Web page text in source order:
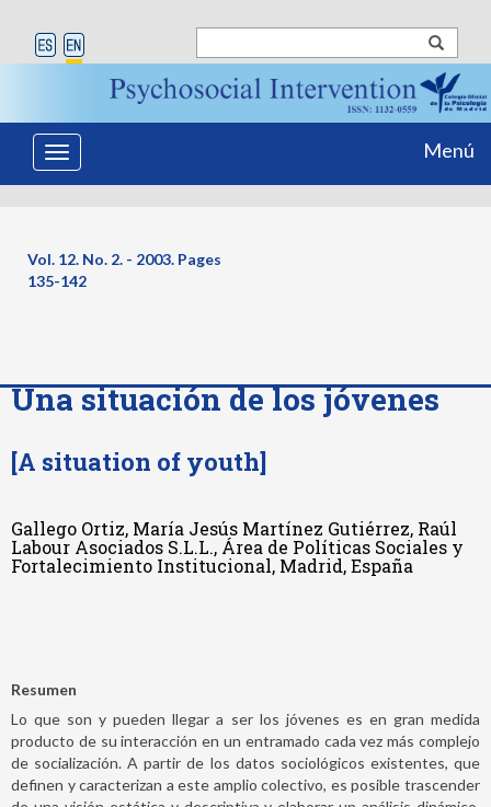
Toggle
navigation
Menú
Vol. 12. No. 2. - 2003. Pages
135-142
Una situación de los jóvenes
[A situation of youth]
Gallego Ortiz, María Jesús Martínez Gutiérrez, Raúl
Labour Asociados S.L.L., Área de Políticas Sociales y
Fortalecimiento Institucional, Madrid, España
Resumen
Lo que son y pueden llegar a ser los jóvenes es en gran medida
producto de su interacción en un entramado cada vez más complejo
de socialización. A partir de los datos sociológicos existentes, que
definen y caracterizan a este amplio colectivo, es posible trascender